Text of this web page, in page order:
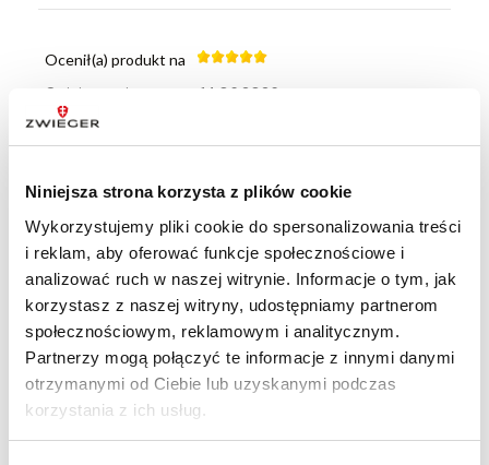
Niniejsza strona korzysta z plików cookie
Wykorzystujemy pliki cookie do spersonalizowania treści
i reklam, aby oferować funkcje społecznościowe i
analizować ruch w naszej witrynie. Informacje o tym, jak
korzystasz z naszej witryny, udostępniamy partnerom
społecznościowym, reklamowym i analitycznym.
Partnerzy mogą połączyć te informacje z innymi danymi
otrzymanymi od Ciebie lub uzyskanymi podczas
korzystania z ich usług.
Ocenił(a) produkt na
Opinia zamieszczona 14.06.2026
Bardzo ładne. Dokładnie takie jakie chciałam
Ocenił(a) produkt na
Opinia zamieszczona 11.06.2026
Klasyczne eleganckie super wykonanie bardzo
wygodne w użyciu Polecam
Ocenił(a) produkt na